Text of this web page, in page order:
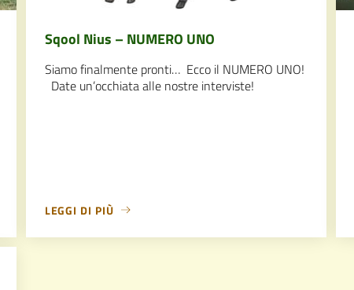
Sqool Nius – NUMERO UNO
Siamo finalmente pronti… Ecco il NUMERO UNO!
Date un’occhiata alle nostre interviste!
LEGGI DI PIÙ